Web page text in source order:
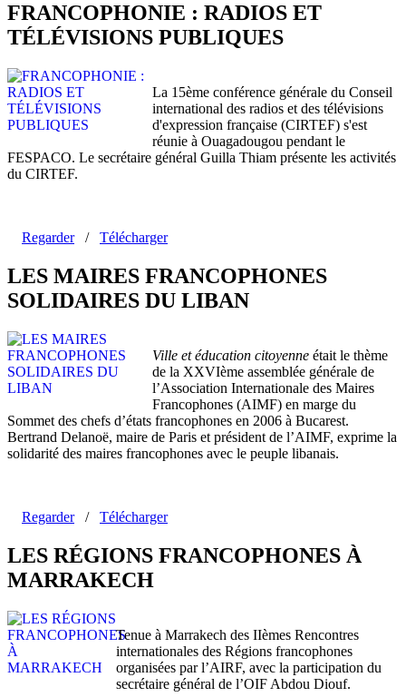
FRANCOPHONIE : RADIOS ET
TÉLÉVISIONS PUBLIQUES
La 15ème conférence générale du Conseil
international des radios et des télévisions
d'expression française (CIRTEF) s'est
réunie à Ouagadougou pendant le
FESPACO. Le secrétaire général Guilla Thiam présente les activités
du CIRTEF.
Regarder/ Télécharger
LES MAIRES FRANCOPHONES
SOLIDAIRES DU LIBAN
Ville et éducation citoyenne était le thème
de la XXVIème assemblée générale de
l’Association Internationale des Maires
Francophones (AIMF) en marge du
Sommet des chefs d’états francophones en 2006 à Bucarest.
Bertrand Delanoë, maire de Paris et président de l’AIMF, exprime la
solidarité des maires francophones avec le peuple libanais.
Regarder/ Télécharger
LES RÉGIONS FRANCOPHONES À
MARRAKECH
Tenue à Marrakech des IIèmes Rencontres
internationales des Régions francophones
organisées par l’AIRF, avec la participation du
secrétaire général de l’OIF Abdou Diouf.